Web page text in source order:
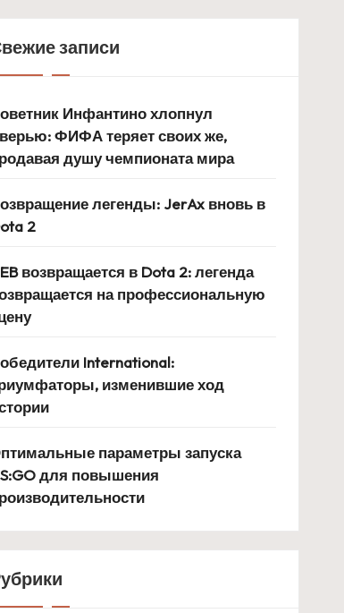
записи
Инфантино хлопнул
ФИФА теряет своих же,
душу чемпионата мира
легенды: JerAx вновь в
2
возвращается в Dota 2: легенда
на профессиональную
International:
изменившие ход
параметры запуска
для повышения